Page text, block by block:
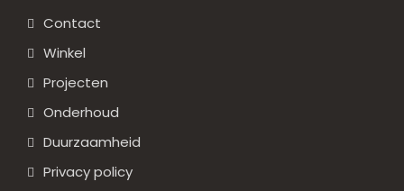
Contact
Winkel
Projecten
Onderhoud
Duurzaamheid
Privacy policy